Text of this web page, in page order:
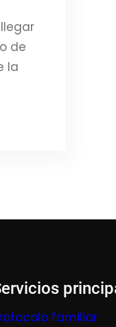
de
la
familiar